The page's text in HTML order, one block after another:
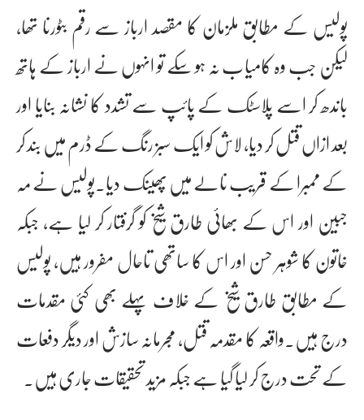
پولیس کے مطابق ملزمان کا مقصد ارباز سے رقم بٹورنا تھا،
لیکن جب وہ کامیاب نہ ہو سکے تو انہوں نے ارباز کے ہاتھ
باندھ کر اسے پلاسٹک کے پائپ سے تشدد کا نشانہ بنایا اور
بعد ازاں قتل کر دیا، لاش کو ایک سبز رنگ کے ڈرم میں بند کر
کے ممبرا کے قریب نالے میں پھینک دیا۔پولیس نے مہ
جبین اور اس کے بھائی طارق شیخ کو گرفتار کر لیا ہے، جبکہ
خاتون کا شوہر حسن اور اس کا ساتھی تاحال مفرور ہیں، پولیس
کے مطابق طارق شیخ کے خلاف پہلے بھی کئی مقدمات
درج ہیں۔واقعہ کا مقدمہ قتل، مجرمانہ سازش اور دیگر دفعات
کے تحت درج کر لیا گیا ہے جبکہ مزید تحقیقات جاری ہیں۔